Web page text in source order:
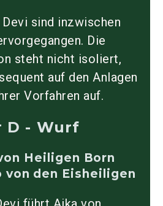
sind inzwischen
Die
steht nicht isoliert,
auf den Anlagen
Vorfahren auf.
D - Wurf
Heiligen Born
von den Eisheiligen